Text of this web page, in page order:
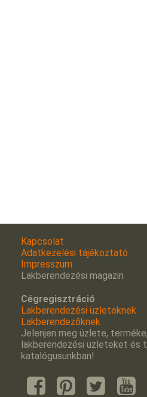
Kapcsolat
Adatkezelési tájékoztató
Impresszum
Lakberendezési magazin
Cégregisztráció
Lakberendezési üzleteknek
Lakberendezőknek
Jelenjen meg üzlete,
lakberendezési üzleteket és
katalógusunkban!